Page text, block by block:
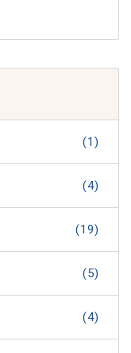
(1)
(4)
(19)
(5)
(4)